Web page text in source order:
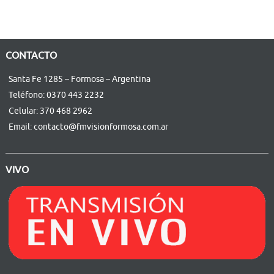
CONTACTO
Santa Fe 1285 – Formosa – Argentina
Teléfono: 0370 443 2232
Celular: 370 468 2962
Email: contacto@fmvisionformosa.com.ar
VIVO